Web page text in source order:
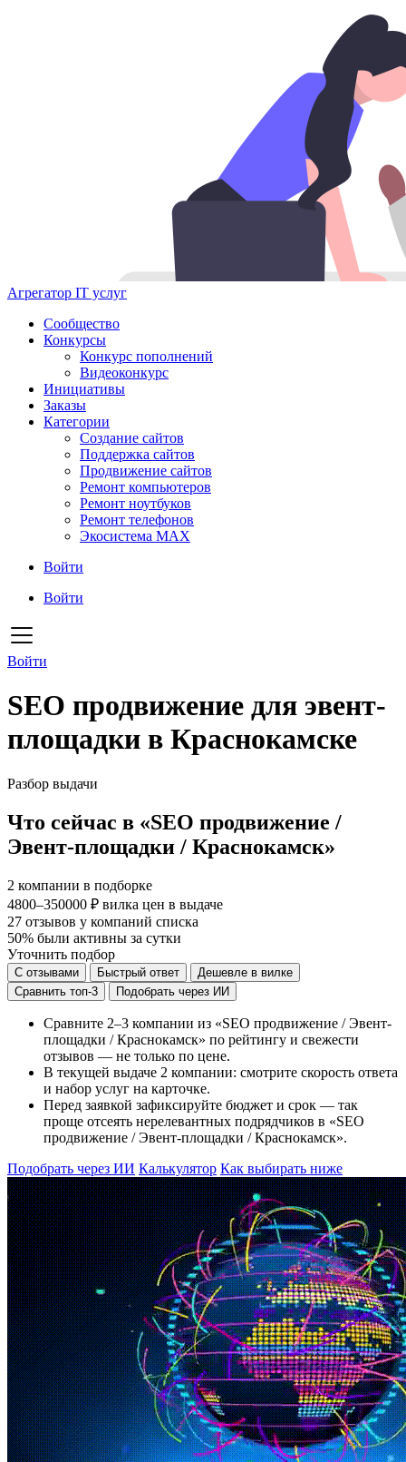
Агрегатор IT услуг
Сообщество
Конкурсы
Конкурс пополнений
Видеоконкурс
Инициативы
Заказы
Категории
Создание сайтов
Поддержка сайтов
Продвижение сайтов
Ремонт компьютеров
Ремонт ноутбуков
Ремонт телефонов
Экосистема MAX
Войти
Войти
Войти
SEO продвижение для эвент-
площадки в Краснокамске
Разбор выдачи
Что сейчас в «SEO продвижение /
Эвент-площадки / Краснокамск»
2 компании в подборке
4800–350000 ₽ вилка цен в выдаче
27 отзывов у компаний списка
50% были активны за сутки
Уточнить подбор
С отзывами Быстрый ответ
Дешевле в вилке
Сравнить топ-3
Подобрать через ИИ
Сравните 2–3 компании из «SEO продвижение / Эвент-
площадки / Краснокамск» по рейтингу и свежести
отзывов — не только по цене.
В текущей выдаче 2 компании: смотрите скорость ответа
и набор услуг на карточке.
Перед заявкой зафиксируйте бюджет и срок — так
проще отсеять нерелевантных подрядчиков в «SEO
продвижение / Эвент-площадки / Краснокамск».
Подобрать через ИИ Калькулятор Как выбирать ниже